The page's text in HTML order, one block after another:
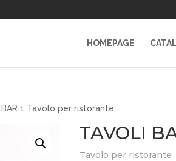
HOMEPAGE
1 Tavolo per ristorante
TAVOLI
Tavolo per ristorante